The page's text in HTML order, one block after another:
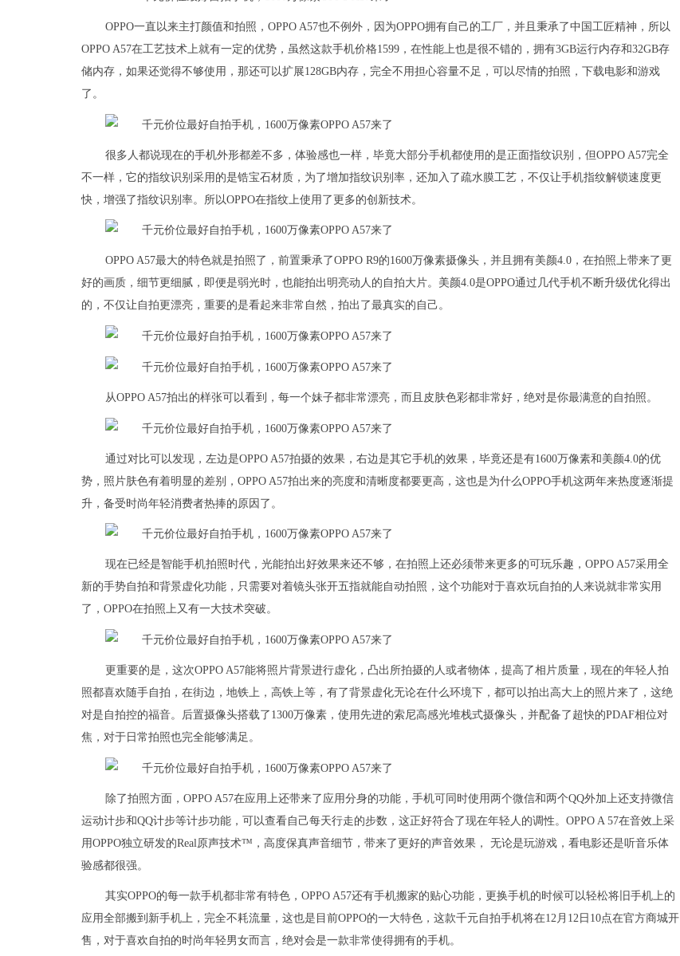
OPPO一直以来主打颜值和拍照，OPPO A57也不例外，因为OPPO拥有自己的工厂，并且秉承了中国工匠精神，所以
OPPO A57在工艺技术上就有一定的优势，虽然这款手机价格1599，在性能上也是很不错的，拥有3GB运行内存和32GB存
储内存，如果还觉得不够使用，那还可以扩展128GB内存，完全不用担心容量不足，可以尽情的拍照，下载电影和游戏
了。
很多人都说现在的手机外形都差不多，体验感也一样，毕竟大部分手机都使用的是正面指纹识别，但OPPO A57完全
不一样，它的指纹识别采用的是锆宝石材质，为了增加指纹识别率，还加入了疏水膜工艺，不仅让手机指纹解锁速度更
快，增强了指纹识别率。所以OPPO在指纹上使用了更多的创新技术。
OPPO A57最大的特色就是拍照了，前置秉承了OPPO R9的1600万像素摄像头，并且拥有美颜4.0，在拍照上带来了更
好的画质，细节更细腻，即便是弱光时，也能拍出明亮动人的自拍大片。美颜4.0是OPPO通过几代手机不断升级优化得出
的，不仅让自拍更漂亮，重要的是看起来非常自然，拍出了最真实的自己。
从OPPO A57拍出的样张可以看到，每一个妹子都非常漂亮，而且皮肤色彩都非常好，绝对是你最满意的自拍照。
通过对比可以发现，左边是OPPO A57拍摄的效果，右边是其它手机的效果，毕竟还是有1600万像素和美颜4.0的优
势，照片肤色有着明显的差别，OPPO A57拍出来的亮度和清晰度都要更高，这也是为什么OPPO手机这两年来热度逐渐提
升，备受时尚年轻消费者热捧的原因了。
现在已经是智能手机拍照时代，光能拍出好效果来还不够，在拍照上还必须带来更多的可玩乐趣，OPPO A57采用全
新的手势自拍和背景虚化功能，只需要对着镜头张开五指就能自动拍照，这个功能对于喜欢玩自拍的人来说就非常实用
了，OPPO在拍照上又有一大技术突破。
更重要的是，这次OPPO A57能将照片背景进行虚化，凸出所拍摄的人或者物体，提高了相片质量，现在的年轻人拍
照都喜欢随手自拍，在街边，地铁上，高铁上等，有了背景虚化无论在什么环境下，都可以拍出高大上的照片来了，这绝
对是自拍控的福音。后置摄像头搭载了1300万像素，使用先进的索尼高感光堆栈式摄像头，并配备了超快的PDAF相位对
焦，对于日常拍照也完全能够满足。
除了拍照方面，OPPO A57在应用上还带来了应用分身的功能，手机可同时使用两个微信和两个QQ外加上还支持微信
运动计步和QQ计步等计步功能，可以查看自己每天行走的步数，这正好符合了现在年轻人的调性。OPPO A 57在音效上采
用OPPO独立研发的Real原声技术™，高度保真声音细节，带来了更好的声音效果， 无论是玩游戏，看电影还是听音乐体
验感都很强。
其实OPPO的每一款手机都非常有特色，OPPO A57还有手机搬家的贴心功能，更换手机的时候可以轻松将旧手机上的
应用全部搬到新手机上，完全不耗流量，这也是目前OPPO的一大特色，这款千元自拍手机将在12月12日10点在官方商城开
售，对于喜欢自拍的时尚年轻男女而言，绝对会是一款非常使得拥有的手机。